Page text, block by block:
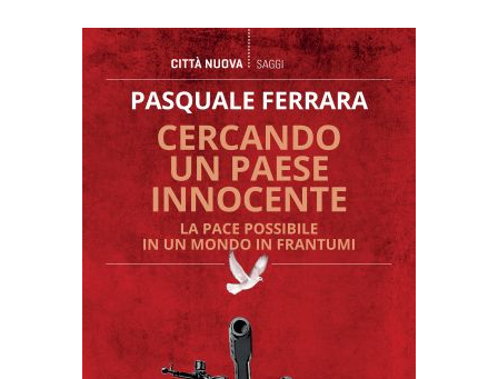
AGGIUNGI AL CARRELLO